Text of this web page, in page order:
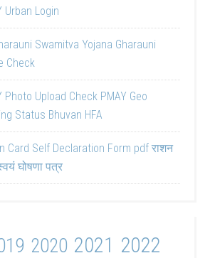
Urban Login
Swamitva Yojana Gharauni
Check
Photo Upload Check PMAY Geo
Status Bhuvan HFA
Card Self Declaration Form pdf राशन
घोषणा पत्र
2020 2021 2022